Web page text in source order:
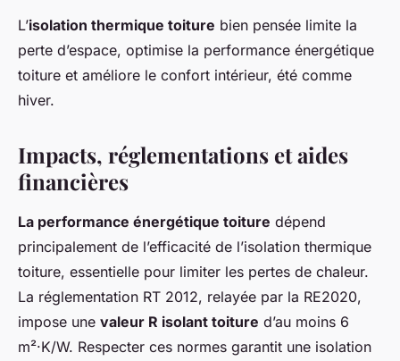
L’isolation thermique toiture bien pensée limite la
perte d’espace, optimise la performance énergétique
toiture et améliore le confort intérieur, été comme
hiver.
Impacts, réglementations et aides
financières
La performance énergétique toiture dépend
principalement de l’efficacité de l’isolation thermique
toiture, essentielle pour limiter les pertes de chaleur.
La réglementation RT 2012, relayée par la RE2020,
impose une valeur R isolant toiture d’au moins 6
m²·K/W. Respecter ces normes garantit une isolation